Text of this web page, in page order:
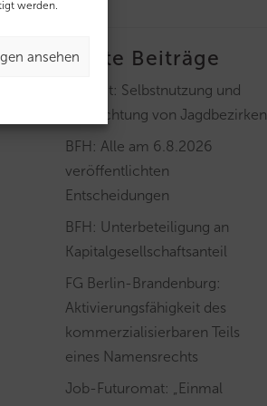
werden.
ansehenletzte Beiträge
BayLfSt: Selbstnutzung und
Verpachtung von Jagdbezirken
BFH: Alle am 6.8.2026
veröffentlichten
Entscheidungen
BFH: Unterbeteiligung an
Kapitalgesellschaftsanteil
FG Berlin-Brandenburg:
Aktivierungsfähigkeit des
kommerzialisierbaren Teils
eines Namensrechts
Job-Futuromat: „Einmal